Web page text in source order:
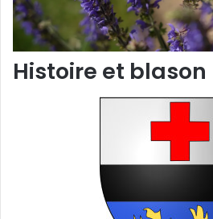
Histoire et blason